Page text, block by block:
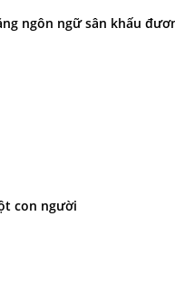
ngôn ngữ sân khấu
con người